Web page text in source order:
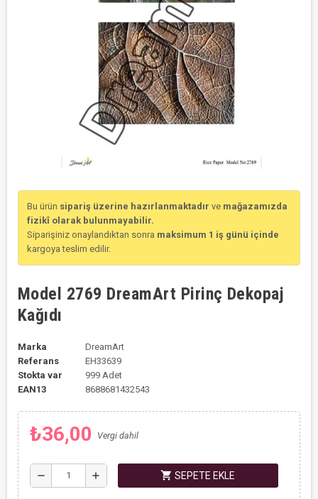
Bu ürün sipariş üzerine hazırlanmaktadır ve mağazamızda
fizikî olarak bulunmayabilir.
Siparişiniz onaylandıktan sonra maksimum 1 iş günü içinde
kargoya teslim edilir.
Model 2769 DreamArt Pirinç Dekopaj
Kağıdı
Marka
DreamArt
Referans
EH33639
Stokta var
999 Adet
EAN13
8688681432543
₺36,00 Vergi dahil
remove add shopping_cart SEPETE EKLE